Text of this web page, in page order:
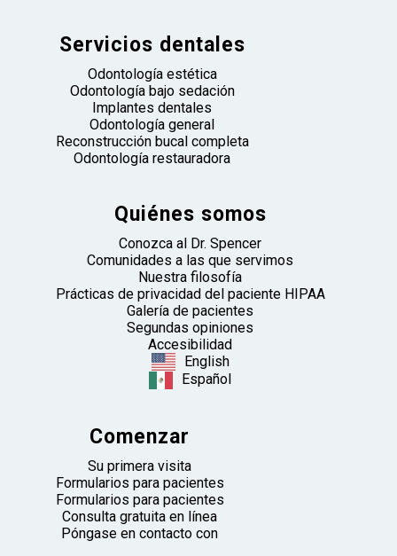
Servicios dentales
Odontología estética
Odontología bajo sedación
Implantes dentales
Odontología general
Reconstrucción bucal completa
Odontología restauradora
Quiénes somos
Conozca al Dr. Spencer
Comunidades a las que servimos
Nuestra filosofía
Prácticas de privacidad del paciente HIPAA
Galería de pacientes
Segundas opiniones
Accesibilidad
English
Español
Comenzar
Su primera visita
Formularios para pacientes
Formularios para pacientes
Consulta gratuita en línea
Póngase en contacto con